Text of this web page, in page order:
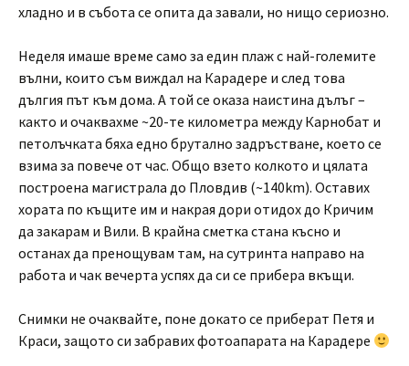
хладно и в събота се опита да завали, но нищо сериозно.
Неделя имаше време само за един плаж с най-големите
вълни, които съм виждал на Карадере и след това
дългия път към дома. А той се оказа наистина дълъг –
както и очаквахме ~20-те километра между Карнобат и
петолъчката бяха едно брутално задръстване, което се
взима за повече от час. Общо взето колкото и цялата
построена магистрала до Пловдив (~140km). Оставих
хората по къщите им и накрая дори отидох до Кричим
да закарам и Вили. В крайна сметка стана късно и
останах да пренощувам там, на сутринта направо на
работа и чак вечерта успях да си се прибера вкъщи.
Снимки не очаквайте, поне докато се приберат Петя и
Краси, защото си забравих фотоапарата на Карадере